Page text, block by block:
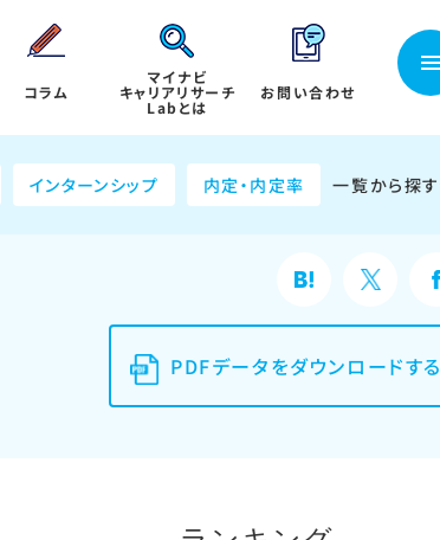
コラム
マイナビ
キャリアリサーチ
Labとは
お問い合わせ
インターンシップ 内定・内定率 一覧から探す
PDFデータをダウンロードする